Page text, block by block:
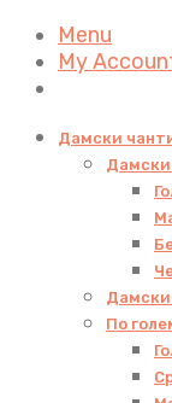
Menu
My
Дамски
Дамски
Дамски
По